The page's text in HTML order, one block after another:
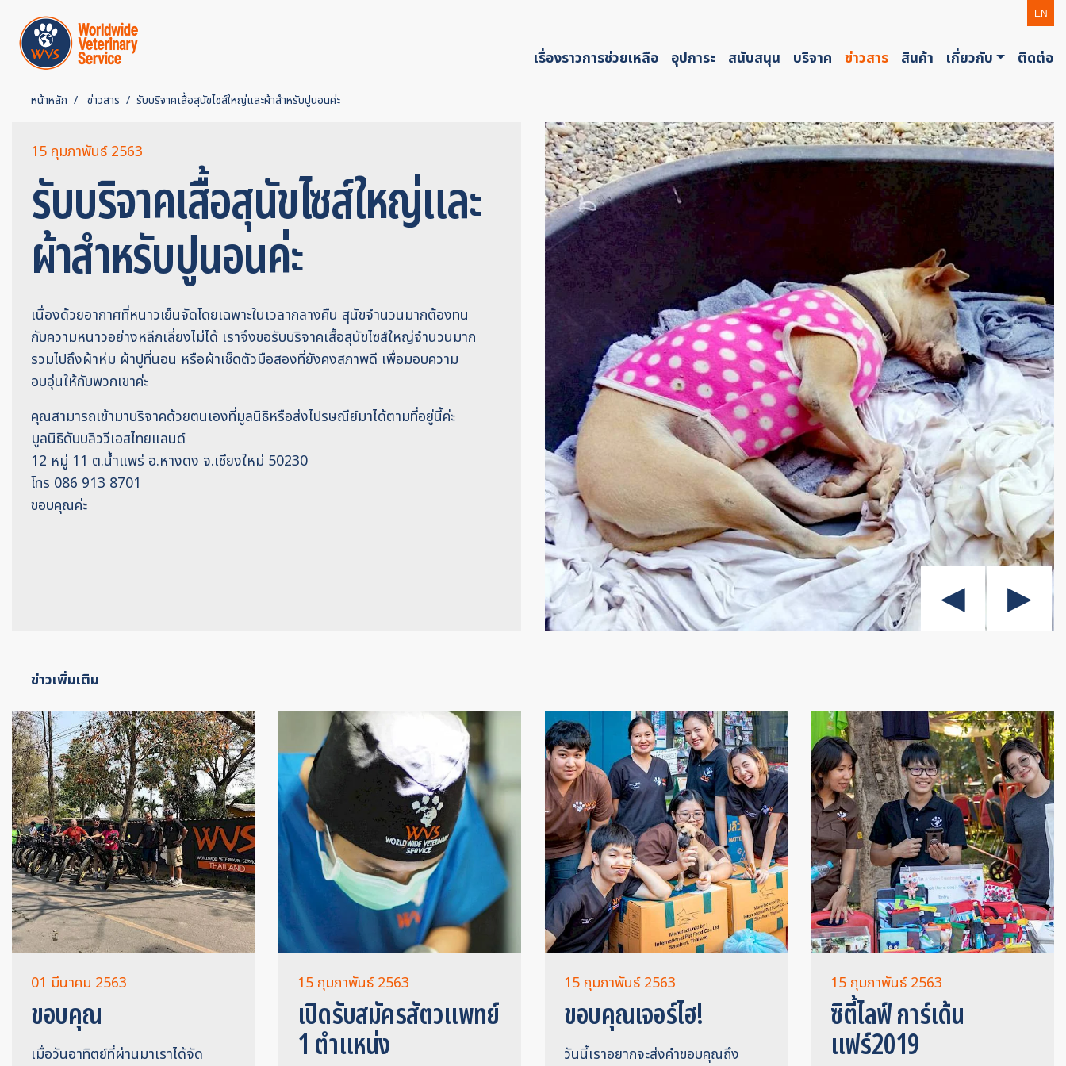
EN
เรื่องราวการช่วยเหลือ อุปการะ สนับสนุน บริจาค ข่าวสาร สินค้า เกี่ยวกับ ติดต่อ
หน้าหลัก ข่าวสาร รับบริจาคเสื้อสุนัขไซส์ใหญ่และผ้าสำหรับปูนอนค่ะ
15 กุมภาพันธ์ 2563
รับบริจาคเสื้อสุนัขไซส์ใหญ่และ
ผ้าสำหรับปูนอนค่ะ
เนื่องด้วยอากาศที่หนาวเย็นจัดโดยเฉพาะในเวลากลางคืน สุนัขจำนวนมากต้องทน
กับความหนาวอย่างหลีกเลี่ยงไม่ได้ เราจึงขอรับบริจาคเสื้อสุนัขไซส์ใหญ่จำนวนมาก
รวมไปถึงผ้าห่ม ผ้าปูที่นอน หรือผ้าเช็ดตัวมือสองที่ยังคงสภาพดี เพื่อมอบความ
อบอุ่นให้กับพวกเขาค่ะ
คุณสามารถเข้ามาบริจาคด้วยตนเองที่มูลนิธิหรือส่งไปรษณีย์มาได้ตามที่อยู่นี้ค่ะ
มูลนิธิดับบลิววีเอสไทยแลนด์
12 หมู่ 11 ต.น้ำแพร่ อ.หางดง จ.เชียงใหม่ 50230
โทร 086 913 8701
ขอบคุณค่ะ
ข่าวเพิ่มเติม
01 มีนาคม 2563
ขอบคุณ
เมื่อวันอาทิตย์ที่ผ่านมาเราได้จัด
15 กุมภาพันธ์ 2563
เปิดรับสมัครสัตวแพทย์
1 ตำแหน่ง
15 กุมภาพันธ์ 2563
ขอบคุณเจอร์ไฮ!
วันนี้เราอยากจะส่งคำขอบคุณถึง
15 กุมภาพันธ์ 2563
ซิตี้ไลฟ์ การ์เด้น
แฟร์2019